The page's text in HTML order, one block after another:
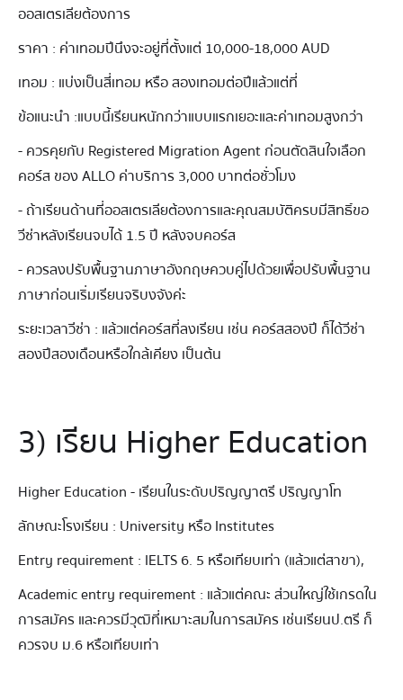
ออสเตรเลียต้องการ
ราคา : ค่าเทอมปีนึงจะอยู่ที่ตั้งแต่ 10,000-18,000 AUD
เทอม : แบ่งเป็นสี่เทอม หรือ สองเทอมต่อปีแล้วแต่ที่
ข้อแนะนำ : แบบนี้เรียนหนักกว่าแบบแรกเยอะและค่าเทอมสูงกว่า
- ควรคุยกับ Registered Migration Agent ก่อนตัดสินใจเลือก
คอร์ส ของ ALLO ค่าบริการ 3,000 บาทต่อชั่วโมง
- ถ้าเรียนด้านที่ออสเตรเลียต้องการและคุณสมบัติครบมีสิทธิ์ขอ
วีซ่าหลังเรียนจบได้ 1.5 ปี หลังจบคอร์ส
- ควรลงปรับพื้นฐานภาษาอังกฤษควบคู่ไปด้วยเพื่อปรับพื้นฐาน
ภาษาก่อนเริ่มเรียนจริบงจังค่ะ
ระยะเวลาวีซ่า : แล้วแต่คอร์สที่ลงเรียน เช่น คอร์สสองปี ก็ได้วีซ่า
สองปีสองเดือนหรือใกล้เคียง เป็นต้น
3) เรียน Higher Education
Higher Education - เรียนในระดับปริญญาตรี ปริญญาโท
ลักษณะโรงเรียน : University หรือ Institutes
Entry requirement : IELTS 6. 5 หรือเทียบเท่า (แล้วแต่สาขา),
Academic entry requirement : แล้วแต่คณะ ส่วนใหญ่ใช้เกรดใน
การสมัคร และควรมีวุฒิที่เหมาะสมในการสมัคร เช่นเรียนป.ตรี ก็
ควรจบ ม.6 หรือเทียบเท่า